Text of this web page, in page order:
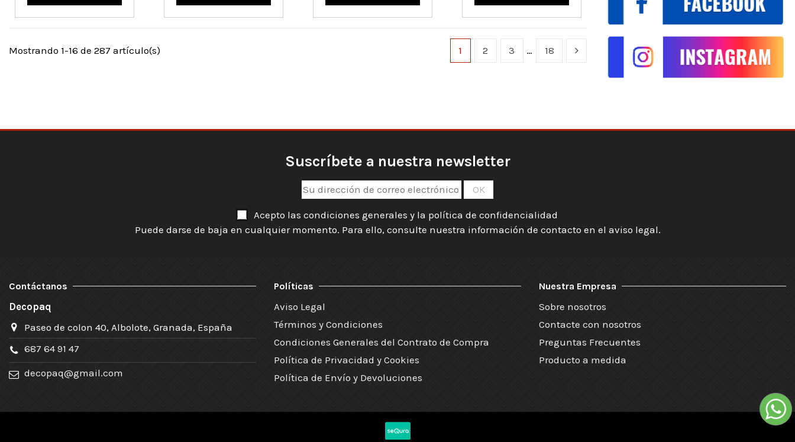
Mostrando 1-16 de 287 artículo(s) 1 2 3 … 18
Suscríbete a nuestra newsletter
Acepto las condiciones generales y la política de confidencialidad
Puede darse de baja en cualquier momento. Para ello, consulte nuestra información de contacto en el aviso legal.
Contáctanos
Decopaq
Paseo de colon 40, Albolote, Granada, España
687 64 91 47
decopaq@gmail.com
Políticas
Aviso Legal
Términos y Condiciones
Condiciones Generales del Contrato de Compra
Política de Privacidad y Cookies
Política de Envío y Devoluciones
Nuestra Empresa
Sobre nosotros
Contacte con nosotros
Preguntas Frecuentes
Producto a medida